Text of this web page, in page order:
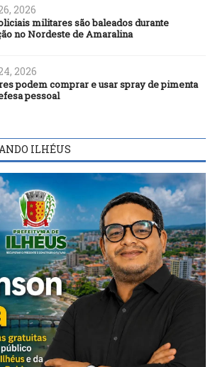
2026
militares são baleados durante
no Nordeste de Amaralina
2026
podem comprar e usar spray de pimenta
pessoal
ILHÉUS